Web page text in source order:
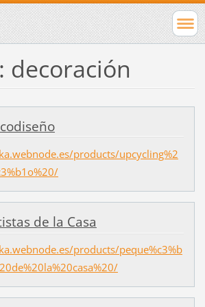
decoración
products/upcycling%2
de la Casa
products/peque%c3%b